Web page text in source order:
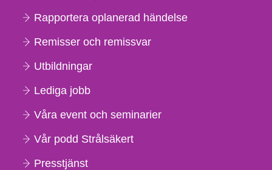
Rapportera oplanerad händelse
Remisser och remissvar
Utbildningar
Lediga jobb
Våra event och seminarier
Vår podd Strålsäkert
Presstjänst